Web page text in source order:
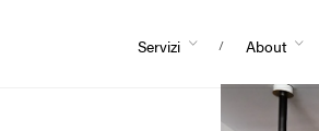
Servizi About